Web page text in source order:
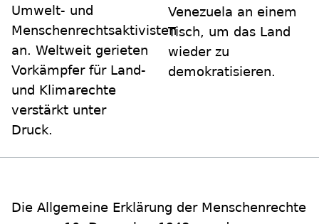
Umwelt- und
Menschenrechtsaktivisten
an. Weltweit gerieten
Vorkämpfer für Land-
und Klimarechte
verstärkt unter
Druck.
Venezuela an einem
Tisch, um das Land
wieder zu
demokratisieren.
Die Allgemeine Erklärung der Menschenrechte